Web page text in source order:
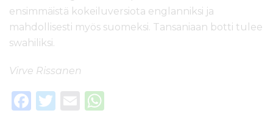
ensimmäistä kokeiluversiota englanniksi ja
mahdollisesti myös suomeksi. Tansaniaan botti tulee
swahiliksi.
Virve Rissanen
F
T
E